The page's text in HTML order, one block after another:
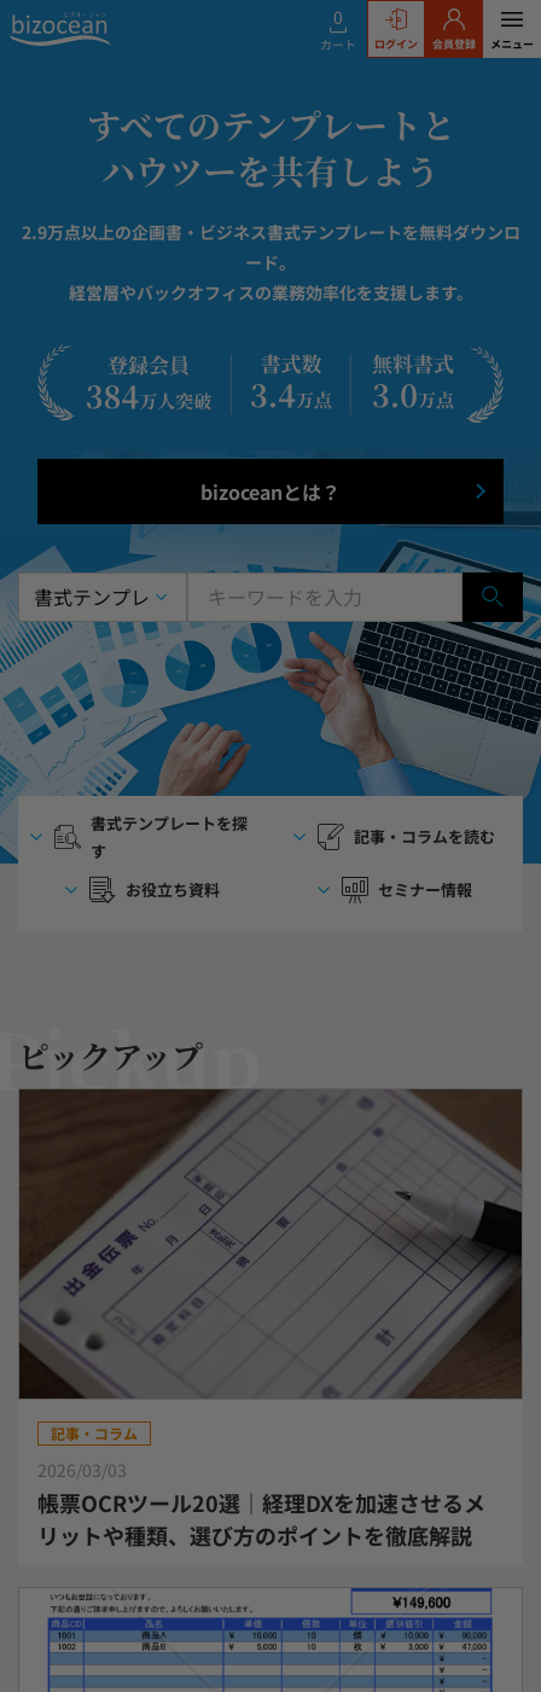
0
カート ログイン 会員登録 メニュー
すべてのテンプレートと
ハウツーを共有しよう
2.9万点以上の企画書・ビジネス書式テンプレートを無料ダウンロ
ード。
経営層やバックオフィスの業務効率化を支援します。
bizoceanとは？
書式テンプレートを探
す
記事・コラムを読む
お役立ち資料 セミナー情報
ピックアップ
記事・コラム
2026/03/03
帳票OCRツール20選｜経理DXを加速させるメ
リットや種類、選び方のポイントを徹底解説